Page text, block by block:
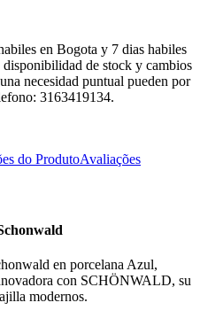
en Bogota y 7 dias habiles
de stock y cambios
necesidad puntual pueden por
3163419134.
do ProdutoAvaliações
en porcelana Azul,
con SCHÖNWALD, su
modernos.